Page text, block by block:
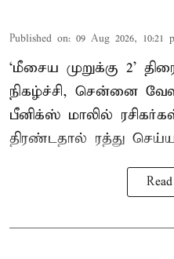
Published on: 09 Aug 2026, 10:21
‘மீசைய முறுக்கு 2’
நிகழ்ச்சி, சென்னை
பீனிக்ஸ் மாலில்
திரண்டதால் ரத்து